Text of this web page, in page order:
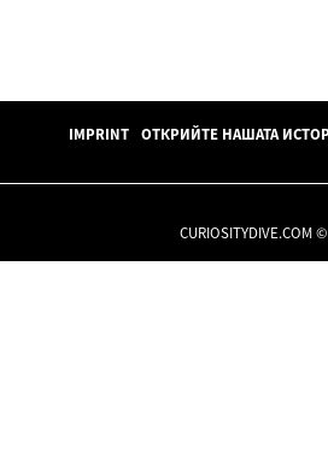
IMPRINT ОТКРИЙТЕ НАШАТА
CURIOSITYDIVE.COM